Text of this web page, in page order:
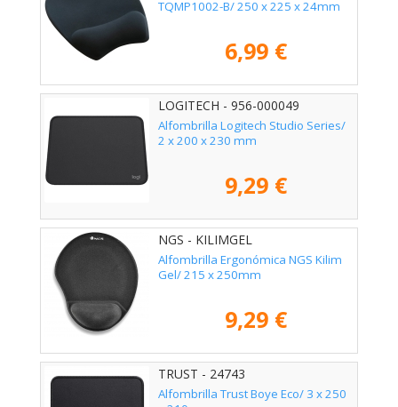
TQMP1002-B/ 250 x 225 x 24mm
6,99 €
LOGITECH - 956-000049
Alfombrilla Logitech Studio Series/
2 x 200 x 230 mm
9,29 €
NGS - KILIMGEL
Alfombrilla Ergonómica NGS Kilim
Gel/ 215 x 250mm
9,29 €
TRUST - 24743
Alfombrilla Trust Boye Eco/ 3 x 250